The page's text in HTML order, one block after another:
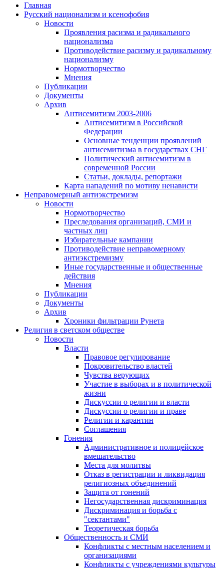
Главная
Русский национализм и ксенофобия
Новости
Проявления расизма и радикального
национализма
Противодействие расизму и радикальному
национализму
Нормотворчество
Мнения
Публикации
Документы
Архив
Антисемитизм 2003-2006
Антисемитизм в Российской
Федерации
Основные тенденции проявлений
антисемитизма в государствах СНГ
Политический антисемитизм в
современной России
Статьи, доклады, репортажи
Карта нападений по мотиву ненависти
Неправомерный антиэкстремизм
Новости
Нормотворчество
Преследования организаций, СМИ и
частных лиц
Избирательные кампании
Противодействие неправомерному
антиэкстремизму
Иные государственные и общественные
действия
Мнения
Публикации
Документы
Архив
Хроники фильтрации Рунета
Религия в светском обществе
Новости
Власти
Правовое регулирование
Покровительство властей
Чувства верующих
Участие в выборах и в политической
жизни
Дискуссии о религии и власти
Дискуссии о религии и праве
Религии и карантин
Соглашения
Гонения
Административное и полицейское
вмешательство
Места для молитвы
Отказ в регистрации и ликвидация
религиозных объединений
Защита от гонений
Негосударственная дискриминация
Дискриминация и борьба с
"сектантами"
Теоретическая борьба
Общественность и СМИ
Конфликты с местным населением и
организациями
Конфликты с учреждениями культуры